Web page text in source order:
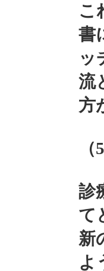
こ
書
ッ
流
方
診
て
新
よ